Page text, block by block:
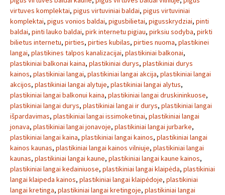
virtuves komplektai, pigus virtuviniai baldai, pigus virtuviniai
komplektai, pigus vonios baldai, pigusbilietai, pigusskrydziai, pinti
baldai, pinti lauko baldai, pirk internetu pigiau, pirksiu sodyba, pirkti
bilietus internetu, pirties, pirties kubilas, pirties nuoma, plastikinei
langai, plastikines talpos kanalizacijai, plastikiniai balkonai,
plastikiniai balkonai kaina, plastikiniai durys, plastikiniai durys
kainos, plastikiniai langai, plastikiniai langai akcija, plastikiniai langai
akcijos, plastikiniai langai alytuje, plastikiniai langai alytus,
plastikiniai langai balkonui kaina, plastikiniai langai druskininkuose,
plastikiniai langai durys, plastikiniai langai ir durys, plastikiniai langai
išpardavimas, plastikiniai langai issimoketinai, plastikiniai langai
jonava, plastikiniai langai jonavoje, plastikiniai langai jurbarke,
plastikiniai langai kaina, plastikiniai langai kainos, plastikiniai langai
kainos kaunas, plastikiniai langai kainos vilniuje, plastikiniai langai
kaunas, plastikiniai langai kaune, plastikiniai langai kaune kainos,
plastikiniai langai kedainiuose, plastikiniai langai klaipėda, plastikiniai
langai klaipeda kainos, plastikiniai langai klaipėdoje, plastikiniai
langai kretinga, plastikiniai langai kretingoje, plastikiniai langai